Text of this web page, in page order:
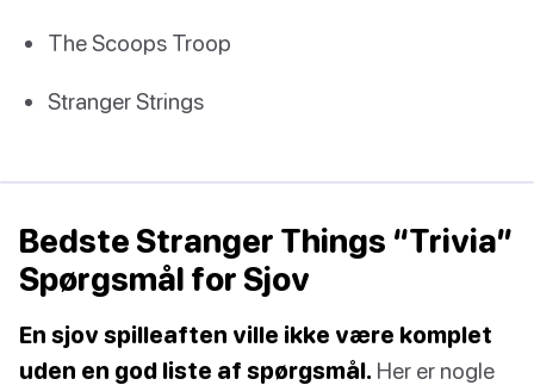
The Scoops Troop
Stranger Strings
Bedste Stranger Things “Trivia”
Spørgsmål for Sjov
En sjov spilleaften ville ikke være komplet
uden en god liste af spørgsmål. Her er nogle